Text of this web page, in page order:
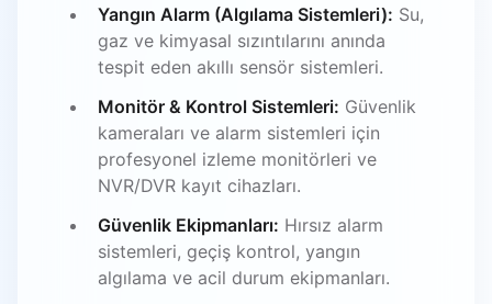
Yangın Alarm (Algılama Sistemleri): Su,
gaz ve kimyasal sızıntılarını anında
tespit eden akıllı sensör sistemleri.
Monitör & Kontrol Sistemleri: Güvenlik
kameraları ve alarm sistemleri için
profesyonel izleme monitörleri ve
NVR/DVR kayıt cihazları.
Güvenlik Ekipmanları: Hırsız alarm
sistemleri, geçiş kontrol, yangın
algılama ve acil durum ekipmanları.